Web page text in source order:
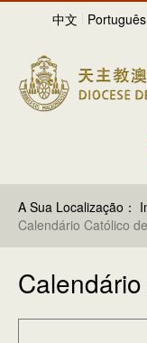
中文 Português
A Sua Localização：
Calendário Católico